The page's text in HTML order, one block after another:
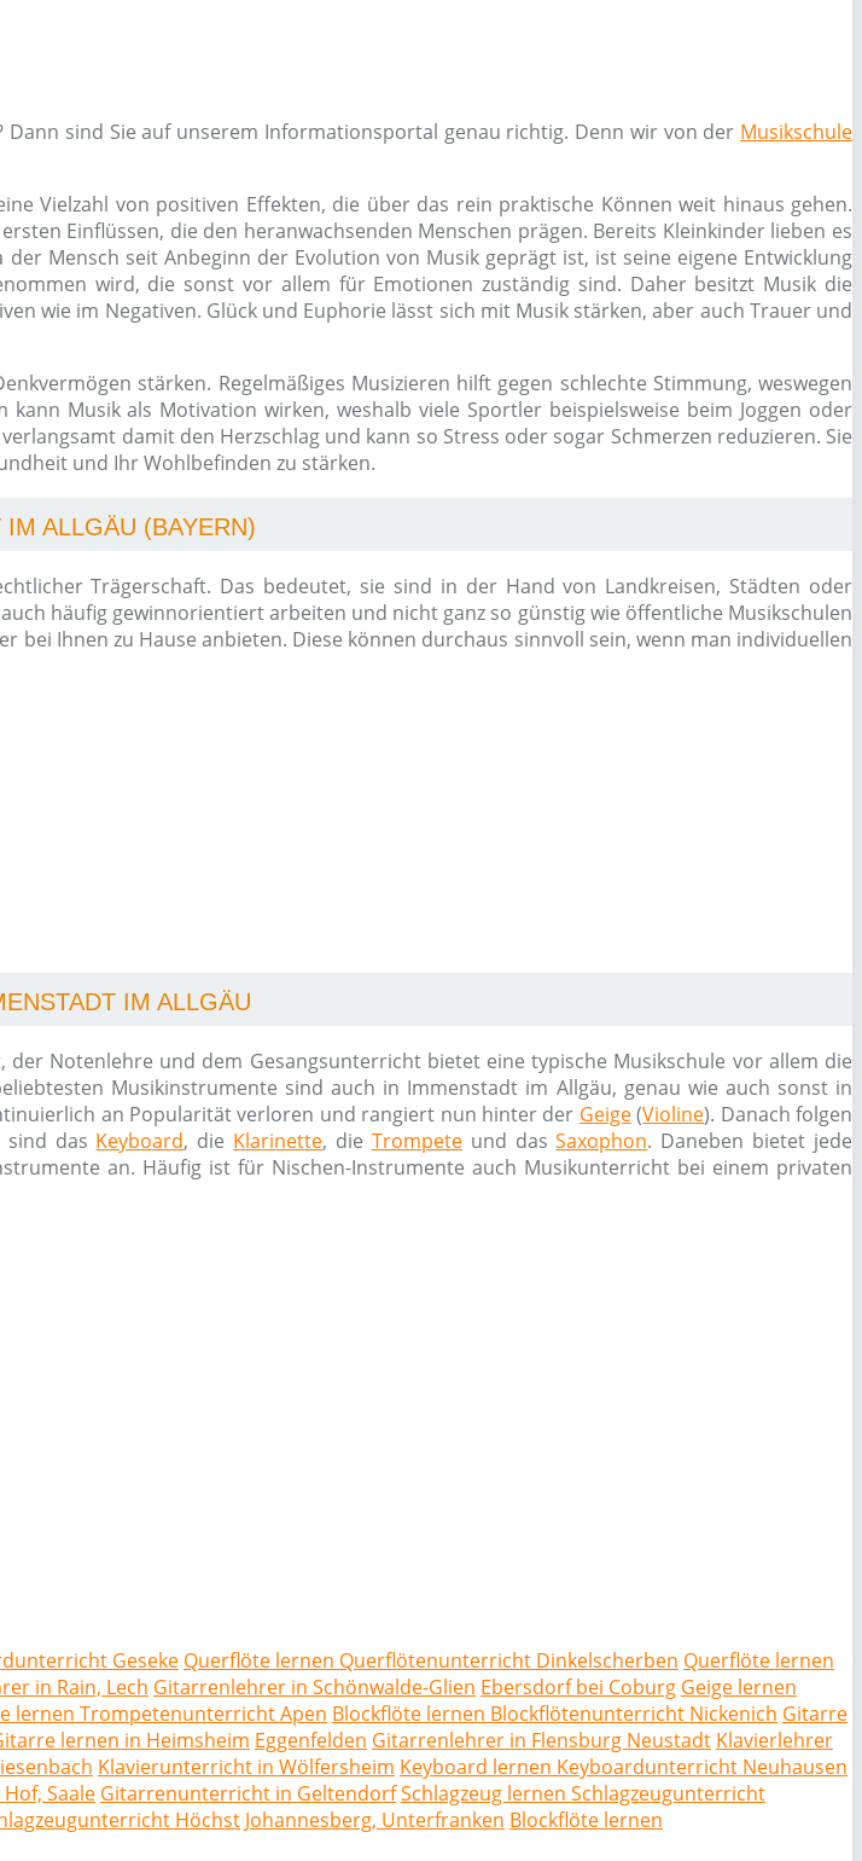
sind Sie auf unserem Informationsportal genau richtig. Denn wir von der Musikschule
Vielzahl von positiven Effekten, die über das rein praktische Können weit hinaus gehen.
Einflüssen, die den heranwachsenden Menschen prägen. Bereits Kleinkinder lieben es
Mensch seit Anbeginn der Evolution von Musik geprägt ist, ist seine eigene Entwicklung
wird, die sonst vor allem für Emotionen zuständig sind. Daher besitzt Musik die
wie im Negativen. Glück und Euphorie lässt sich mit Musik stärken, aber auch Trauer und
stärken. Regelmäßiges Musizieren hilft gegen schlechte Stimmung, weswegen
Musik als Motivation wirken, weshalb viele Sportler beispielsweise beim Joggen oder
damit den Herzschlag und kann so Stress oder sogar Schmerzen reduzieren. Sie
und Ihr Wohlbefinden zu stärken.
ALLGÄU (BAYERN)
Trägerschaft. Das bedeutet, sie sind in der Hand von Landkreisen, Städten oder
häufig gewinnorientiert arbeiten und nicht ganz so günstig wie öffentliche Musikschulen
Ihnen zu Hause anbieten. Diese können durchaus sinnvoll sein, wenn man individuellen
IM ALLGÄU
Notenlehre und dem Gesangsunterricht bietet eine typische Musikschule vor allem die
Musikinstrumente sind auch in Immenstadt im Allgäu, genau wie auch sonst in
an Popularität verloren und rangiert nun hinter der Geige(Violine). Danach folgen
sind das Keyboard, die Klarinette, die Trompeteund dasSaxophon. Daneben bietet jede
an. Häufig ist für Nischen-Instrumente auch Musikunterricht bei einem privaten
Geseke Querflöte lernen Querflötenunterricht Dinkelscherben Querflöte lernen
in Rain, Lech Gitarrenlehrer in Schönwalde-Glien Ebersdorf bei Coburg Geige lernen
lernen Trompetenunterricht Apen Blockflöte lernen Blockflötenunterricht Nickenich Gitarre
lernen in Heimsheim Eggenfelden Gitarrenlehrer in Flensburg Neustadt Klavierlehrer
Klavierunterricht in Wölfersheim Keyboard lernen Keyboardunterricht Neuhausen
Saale Gitarrenunterricht in GeltendorfSchlagzeug lernen Schlagzeugunterricht
Höchst Johannesberg, Unterfranken Blockflöte lernen